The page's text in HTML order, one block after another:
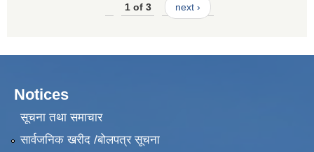
1 of 3 next ›
Notices
सूचना तथा समाचार
सार्वजनिक खरीद /बोलपत्र सूचना